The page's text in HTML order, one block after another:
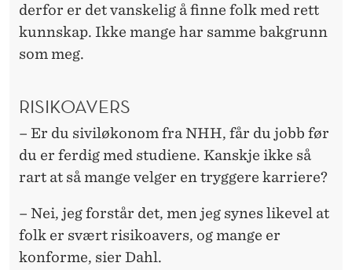
derfor er det vanskelig å finne folk med rett
kunnskap. Ikke mange har samme bakgrunn
som meg.
RISIKOAVERS
– Er du siviløkonom fra NHH, får du jobb før
du er ferdig med studiene. Kanskje ikke så
rart at så mange velger en tryggere karriere?
– Nei, jeg forstår det, men jeg synes likevel at
folk er svært risikoavers, og mange er
konforme, sier Dahl.